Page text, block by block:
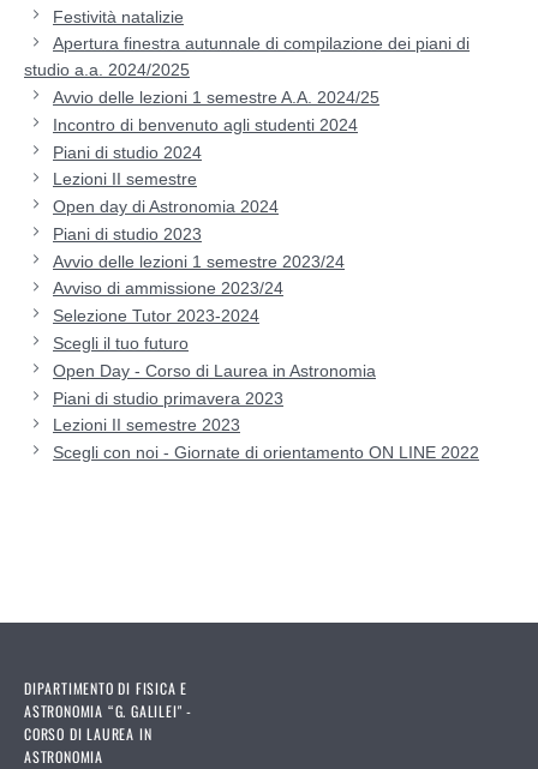
Festività natalizie
Apertura finestra autunnale di compilazione dei piani di
studio a.a. 2024/2025
Avvio delle lezioni 1 semestre A.A. 2024/25
Incontro di benvenuto agli studenti 2024
Piani di studio 2024
Lezioni II semestre
Open day di Astronomia 2024
Piani di studio 2023
Avvio delle lezioni 1 semestre 2023/24
Avviso di ammissione 2023/24
Selezione Tutor 2023-2024
Scegli il tuo futuro
Open Day - Corso di Laurea in Astronomia
Piani di studio primavera 2023
Lezioni II semestre 2023
Scegli con noi - Giornate di orientamento ON LINE 2022
DIPARTIMENTO DI FISICA E
ASTRONOMIA “G. GALILEI" -
CORSO DI LAUREA IN
ASTRONOMIA